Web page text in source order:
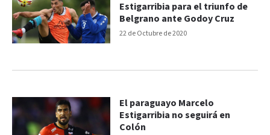
22 de Octubre de 2020
Estigarribia para el triunfo de
Belgrano ante Godoy Cruz
El paraguayo Marcelo
Estigarribia no seguirá en
Colón